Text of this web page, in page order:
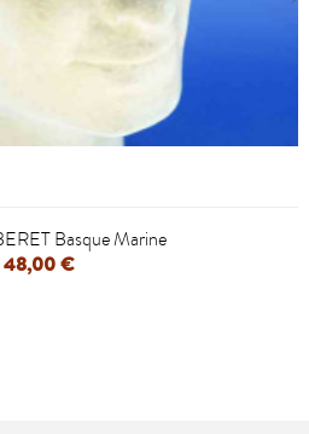
Basque Marine
48,00 €